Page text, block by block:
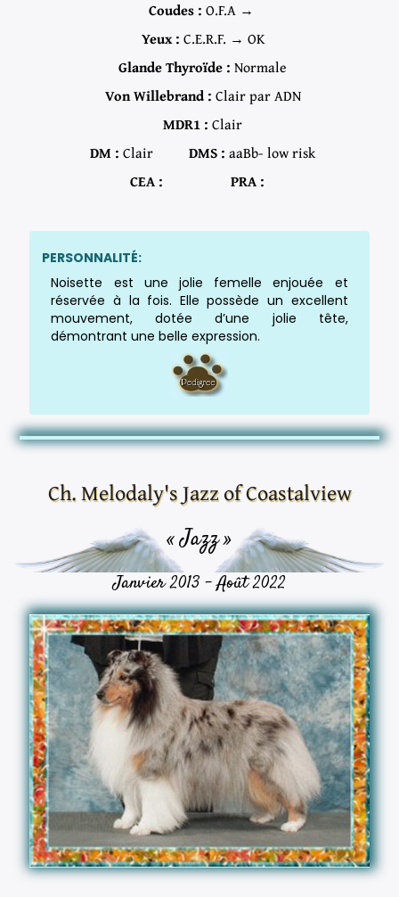
Coudes : O.F.A →
Yeux : C.E.R.F. → OK
Glande Thyroïde : Normale
Von Willebrand : Clair par ADN
MDR1 : Clair
DM : Clair DMS : aaBb- low risk
CEA :
PRA :
PERSONNALITÉ:
Noisette est une jolie femelle enjouée et
réservée à la fois. Elle possède un excellent
mouvement, dotée d’une jolie tête,
démontrant une belle expression.
Ch. Melodaly's Jazz of Coastalview
« Jazz »
Janvier 2013 - Août 2022